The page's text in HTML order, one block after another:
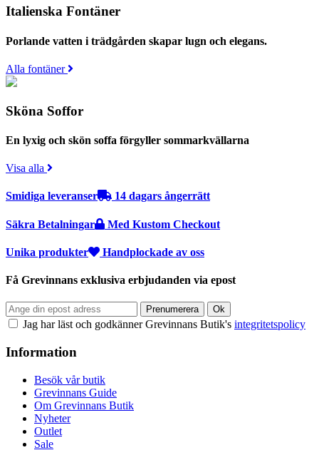
Italienska Fontäner
Porlande vatten i trädgården skapar lugn och elegans.
Alla fontäner
Sköna Soffor
En lyxig och skön soffa förgyller sommarkvällarna
Visa alla
Smidiga leveranser 14 dagars ångerrätt
Säkra Betalningar Med Kustom Checkout
Unika produkter Handplockade av oss
Få Grevinnans exklusiva erbjudanden via epost
Jag har läst och godkänner Grevinnans Butik's integritetspolicy
Information
Besök vår butik
Grevinnans Guide
Om Grevinnans Butik
Nyheter
Outlet
Sale